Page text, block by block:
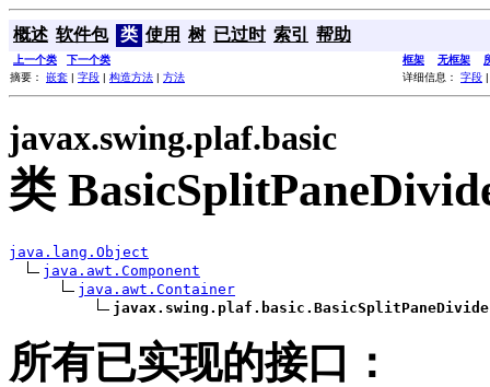
概述 软件包 类 使用 树 已过时 索引 帮助
上一个类 下一个类 框架 无框架
摘要： 嵌套 | 字段 | 构造方法 | 方法 详细信息： 字段
javax.swing.plaf.basic
类
java.lang.Object
java.awt.Component
java.awt.Container
所有已实现的接口：